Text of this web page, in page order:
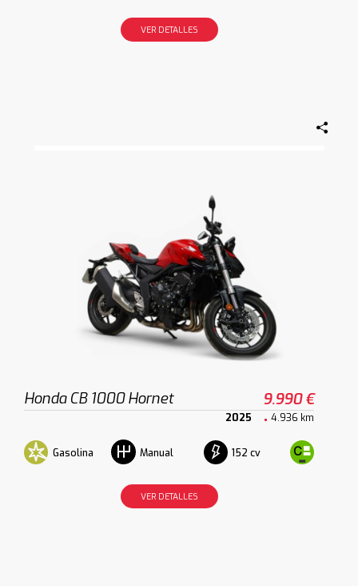
VER DETALLES
Honda CB 1000 Hornet 9.990 €
2025 4.936 km
Gasolina Manual 152 cv
VER DETALLES